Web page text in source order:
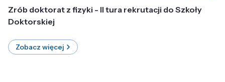
Zrób doktorat z fizyki - II tura rekrutacji do Szkoły
Doktorskiej
Zobacz więcej